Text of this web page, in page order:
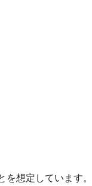
想定しています。